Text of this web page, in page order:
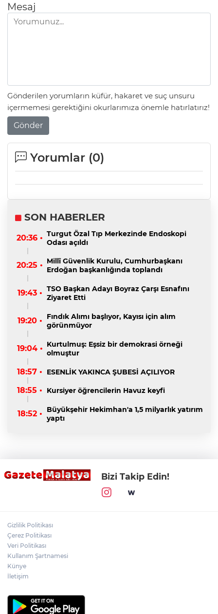
Mesaj
Gönderilen yorumların küfür, hakaret ve suç unsuru
içermemesi gerektiğini okurlarımıza önemle hatırlatırız!
Gönder
Yorumlar (0)
SON HABERLER
20:36 • Turgut Özal Tıp Merkezinde Endoskopi
Odası açıldı
20:25 • Millî Güvenlik Kurulu, Cumhurbaşkanı
Erdoğan başkanlığında toplandı
19:43 • TSO Başkan Adayı Boyraz Çarşı Esnafını
Ziyaret Etti
19:20 •
Fındık Alımı başlıyor, Kayısı için alım
görünmüyor
19:04 • Kurtulmuş: Eşsiz bir demokrasi örneği
olmuştur
18:57 • ESENLİK YAKINCA ŞUBESİ AÇILIYOR
18:55 • Kursiyer öğrencilerin Havuz keyfi
18:52 •
Büyükşehir Hekimhan'a 1,5 milyarlık yatırım
yaptı
Bizi Takip Edin!
Gizlilik Politikası
Çerez Politikası
Veri Politikası
Kullanım Şartnamesi
Künye
İletişim